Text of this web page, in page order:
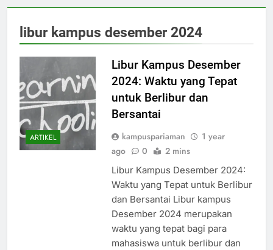
libur kampus desember 2024
ARTIKEL
Libur Kampus Desember
2024: Waktu yang Tepat
untuk Berlibur dan
Bersantai
kampuspariaman
1 year
ago
0 2 mins
Libur Kampus Desember 2024:
Waktu yang Tepat untuk Berlibur
dan Bersantai Libur kampus
Desember 2024 merupakan
waktu yang tepat bagi para
mahasiswa untuk berlibur dan